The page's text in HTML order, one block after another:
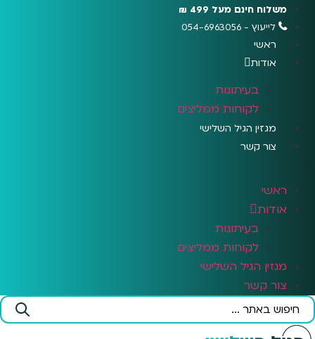
לתוכן
משלוח חינם מעל 499 ₪
לייעוץ - 054-6963056
ראשי
אודות
בעיתונות
לקוחות ממליצים
מגזין הגיל השלישי
צור קשר
ראשי
אודות
בעיתונות
לקוחות ממליצים
מגזין הגיל השלישי
צור קשר
Search
...